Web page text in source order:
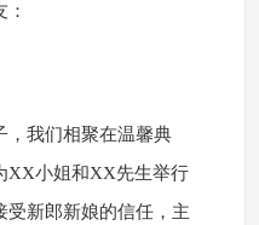
，我们相聚在温馨典
XX小姐和XX先生举行
受新郎新娘的信任，主